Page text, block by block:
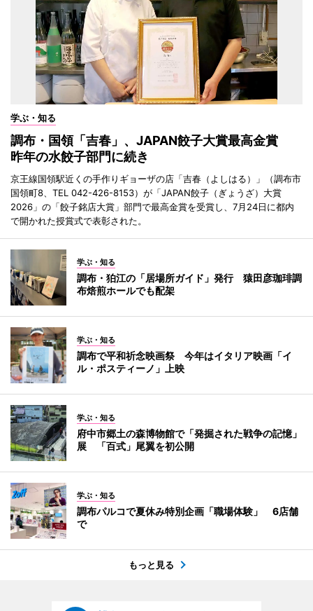
学ぶ・知る
調布・国領「吉春」、JAPAN餃子大賞最高金賞
昨年の水餃子部門に続き
京王線国領駅近くの手作りギョーザの店「吉春（よしはる）」（調布市
国領町8、TEL 042-426-8153）が「JAPAN餃子（ぎょうざ）大賞
2026」の「餃子銘店大賞」部門で最高金賞を受賞し、7月24日に都内
で開かれた授賞式で表彰された。
学ぶ・知る
調布・狛江の「居場所ガイド」発行 猿田彦珈琲調
布焙煎ホールでも配架
学ぶ・知る
調布で平和祈念映画祭 今年はイタリア映画「イ
ル・ポスティーノ」上映
学ぶ・知る
府中市郷土の森博物館で「発掘された戦争の記憶」
展 「百式」尾翼を初公開
学ぶ・知る
調布パルコで夏休み特別企画「職場体験」 6店舗
で
もっと見る